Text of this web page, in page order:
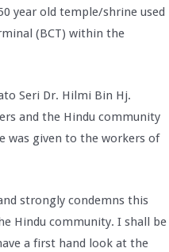
year old temple/shrine used
(BCT) within the
Seri Dr. Hilmi Bin Hj.
and the Hindu community
was given to the workers of
strongly condemns this
Hindu community. I shall be
a first hand look at the